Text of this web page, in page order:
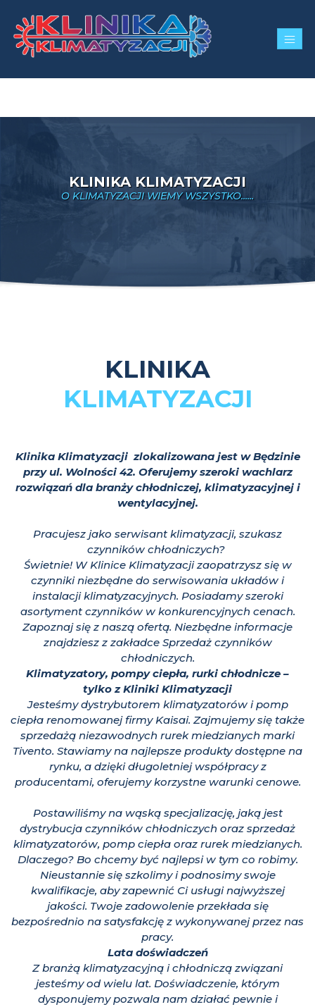
przeglądania serwisu bez zmiany ustawień traktujemy
jako zgodę na użycie plików cookies.
Rozumiem!
KLINIKA KLIMATYZACJI
O KLIMATYZACJI WIEMY WSZYSTKO......
KLINIKA
KLIMATYZACJI
Klinika Klimatyzacjizlokalizowana jest w Będzinie
przy ul. Wolności 42. Oferujemy szeroki wachlarz
rozwiązań dla branży chłodniczej, klimatyzacyjnej i
wentylacyjnej.
Pracujesz jako serwisant klimatyzacji, szukasz
czynników chłodniczych?
Świetnie! W Klinice Klimatyzacji zaopatrzysz się w
czynniki niezbędne do serwisowania układów i
instalacji klimatyzacyjnych. Posiadamy szeroki
asortyment czynników w konkurencyjnych cenach.
Zapoznaj się z naszą ofertą. Niezbędne informacje
znajdziesz z zakładce Sprzedaż czynników
chłodniczych.
Klimatyzatory, pompy ciepła, rurki chłodnicze –
tylko z Kliniki Klimatyzacji
Jesteśmy dystrybutorem klimatyzatorów i pomp
ciepła renomowanej firmy Kaisai. Zajmujemy się także
sprzedażą niezawodnych rurek miedzianych marki
Tivento. Stawiamy na najlepsze produkty dostępne na
rynku, a dzięki długoletniej współpracy z
producentami, oferujemy korzystne warunki cenowe.
Postawiliśmy na wąską specjalizację, jaką jest
dystrybucja czynników chłodniczych oraz sprzedaż
klimatyzatorów, pomp ciepła oraz rurek miedzianych.
Dlaczego? Bo chcemy być najlepsi w tym co robimy.
Nieustannie się szkolimy i podnosimy swoje
kwalifikacje, aby zapewnić Ci usługi najwyższej
jakości. Twoje zadowolenie przekłada się
bezpośrednio na satysfakcję z wykonywanej przez nas
pracy.
Lata doświadczeń
Z branżą klimatyzacyjną i chłodniczą związani
jesteśmy od wielu lat. Doświadczenie, którym
dysponujemy pozwala nam działać pewnie i